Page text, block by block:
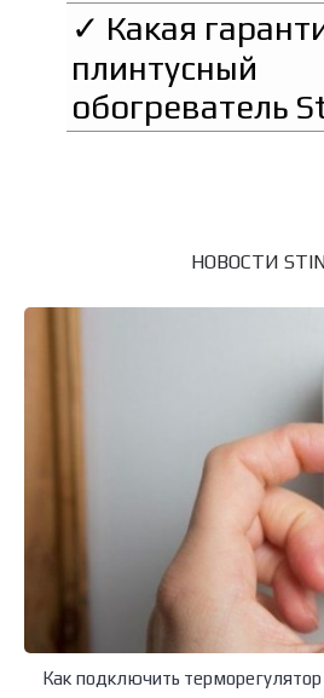
✓ Какая
плинтусный
обогреватель
НОВОСТИ